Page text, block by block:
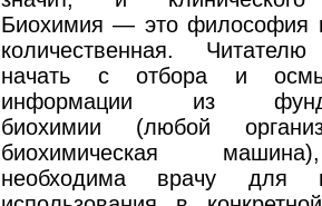
Биохимия — это философия
количественная.
начать с отбора и
информации из
биохимии (любой
биохимическая
необходима врачу для